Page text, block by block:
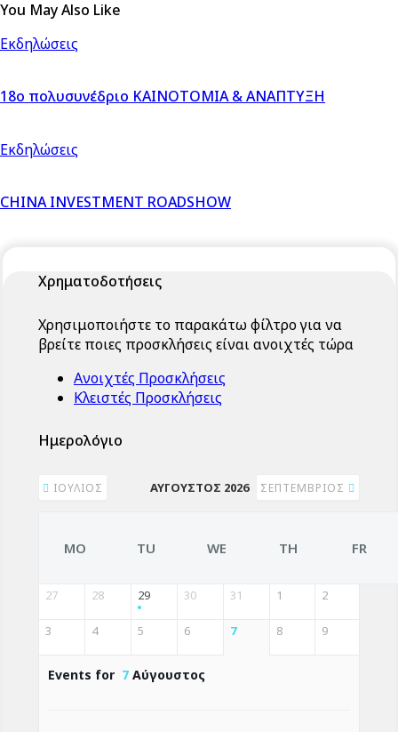
You May Also Like
Εκδηλώσεις
18ο πολυσυνέδριο ΚΑΙΝΟΤΟΜΙΑ & ΑΝΑΠΤΥΞΗ
Εκδηλώσεις
CHINA INVESTMENT ROADSHOW
Χρηματοδοτήσεις
Χρησιμοποιήστε το παρακάτω φίλτρο για να
βρείτε ποιες προσκλήσεις είναι ανοιχτές τώρα
Ανοιχτές Προσκλήσεις
Κλειστές Προσκλήσεις
Ημερολόγιο
ΙΟΎΛΙΟΣ ΑΎΓΟΥΣΤΟΣ 2026 ΣΕΠΤΈΜΒΡΙΟΣ
MO TU WE TH FR
27 28 29 30 31 1 2
3 4 5 6 7 8 9
Events for 7 Αύγουστος